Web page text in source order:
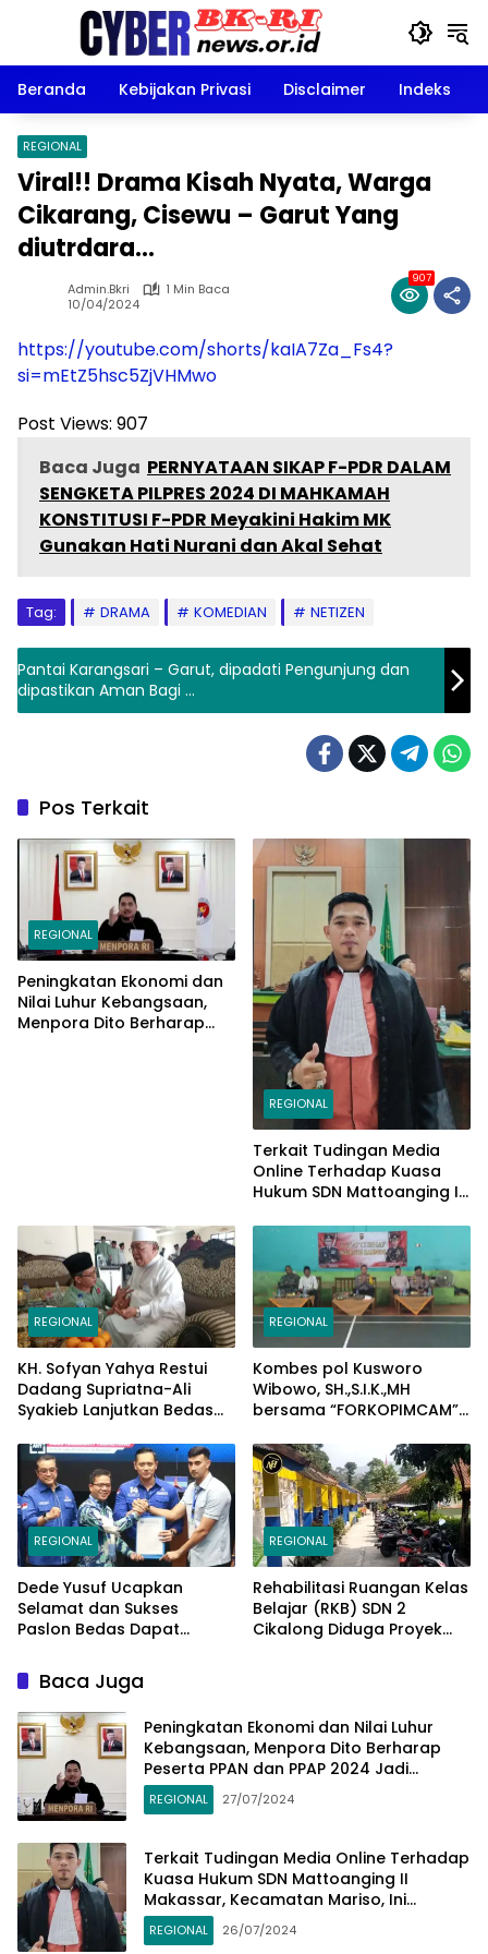
Beranda
Kebijakan Privasi Disclaimer Indeks
REGIONAL
Viral!! Drama Kisah Nyata, Warga
Cikarang, Cisewu – Garut Yang
diutrdara…
Admin.bkri
1 Min Baca
10/04/2024
907
https://youtube.com/shorts/kaIA7Za_Fs4?
si=mEtZ5hsc5ZjVHMwo
Post Views: 907
Baca Juga PERNYATAAN SIKAP F-PDR DALAM
SENGKETA PILPRES 2024 DI MAHKAMAH
KONSTITUSI F-PDR Meyakini Hakim MK
Gunakan Hati Nurani dan Akal Sehat
Tag: DRAMA KOMEDIAN NETIZEN
Pantai Karangsari – Garut, dipadati Pengunjung dan
dipastikan Aman Bagi …
Pos Terkait
REGIONAL
Peningkatan Ekonomi dan
Nilai Luhur Kebangsaan,
Menpora Dito Berharap
REGIONAL
Terkait Tudingan Media
Online Terhadap Kuasa
Hukum SDN Mattoanging II
Mariso, Ini Penjelasannya
REGIONAL
KH. Sofyan Yahya Restui
Dadang Supriatna-Ali
Syakieb Lanjutkan Bedas
REGIONAL
Kombes pol Kusworo
Wibowo, SH.,S.I.K.,MH
bersama “FORKOPIMCAM”
Jum’at Curhat Jelang
Pemilu Serentak 2024
REGIONAL
Dede Yusuf Ucapkan
Selamat dan Sukses
Paslon Bedas Dapat
Pilbup Bandung
REGIONAL
Rehabilitasi Ruangan Kelas
Belajar (RKB) SDN 2
Cikalong Diduga Proyek
Baca Juga
Peningkatan Ekonomi dan Nilai Luhur
Kebangsaan, Menpora Dito Berharap
Peserta PPAN dan PPAP 2024 Jadi
Katalisator
REGIONAL 27/07/2024
Terkait Tudingan Media Online Terhadap
Kuasa Hukum SDN Mattoanging II
Makassar, Kecamatan Mariso, Ini
Penjelasannya
REGIONAL 26/07/2024